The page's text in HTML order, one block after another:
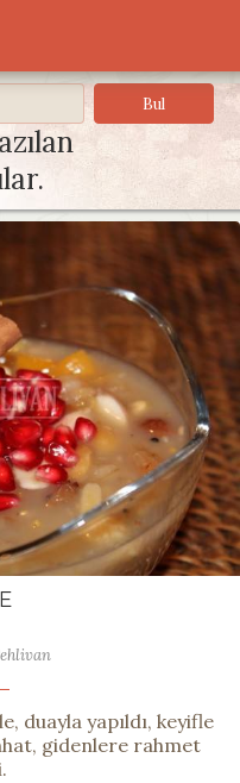
duayla yapıldı, keyifle
gidenlere rahmet